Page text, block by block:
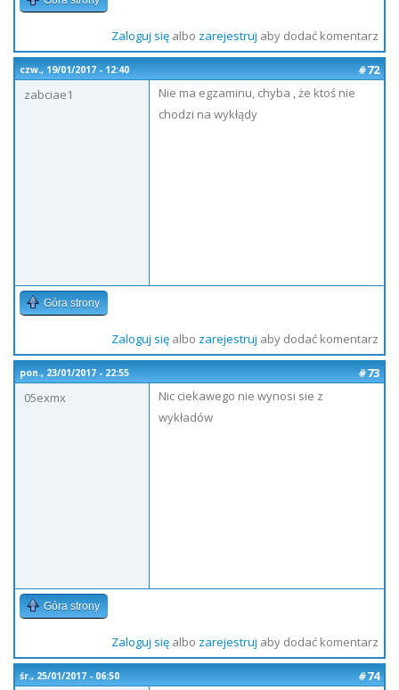
Zaloguj sięalbo zarejestruj aby dodać komentarz
czw., 19/01/2017 - 12:40
#72
zabciae1
Nie ma egzaminu, chyba , że ktoś nie
chodzi na wykłądy
Góra strony
Zaloguj sięalbo zarejestruj aby dodać komentarz
pon., 23/01/2017 - 22:55
#73
05exmx
Nic ciekawego nie wynosi sie z
wykładów
Góra strony
Zaloguj sięalbo zarejestruj aby dodać komentarz
śr., 25/01/2017 - 06:50
#74